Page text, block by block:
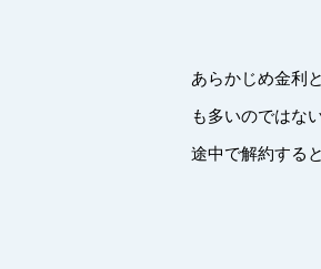
あらかじめ金利
も多いのではな
途中で解約する